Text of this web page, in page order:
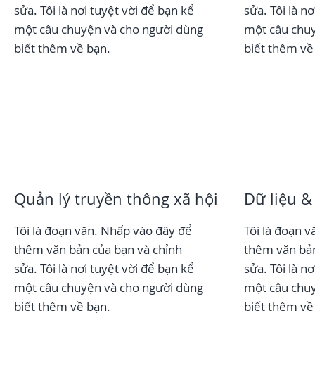
sửa. Tôi là nơi tuyệt vời để bạn kể
một câu chuyện và cho người dùng
biết thêm về bạn.
sửa. Tôi là
một câu
biết thêm
Quản lý truyền thông xã hội
Tôi là đoạn văn. Nhấp vào đây để
thêm văn bản của bạn và chỉnh
sửa. Tôi là nơi tuyệt vời để bạn kể
một câu chuyện và cho người dùng
biết thêm về bạn.
Dữ liệu
Tôi là đoạn
thêm văn
sửa. Tôi là
một câu
biết thêm